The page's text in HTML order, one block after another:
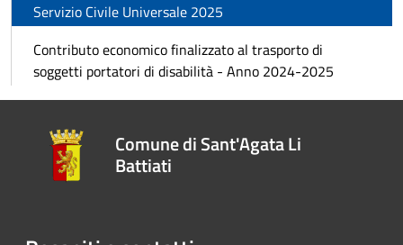
Servizio Civile Universale 2025
Contributo economico finalizzato al trasporto di
soggetti portatori di disabilità - Anno 2024-2025
Comune di Sant'Agata Li
Battiati